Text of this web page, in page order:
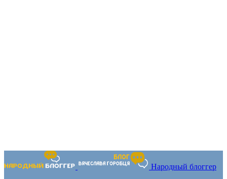
Народный блоггер